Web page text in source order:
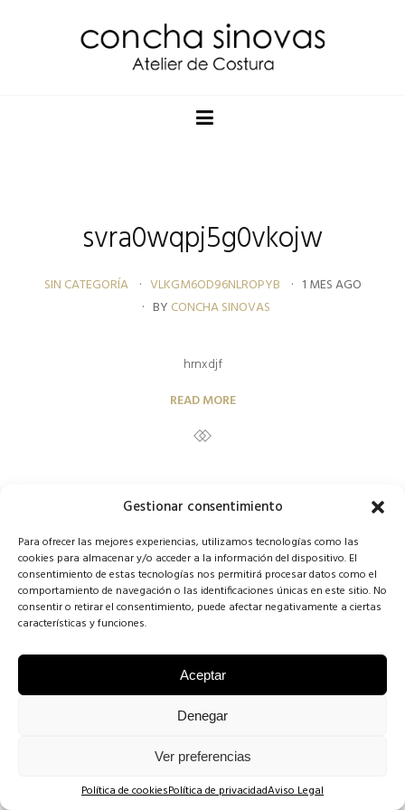
Gestionar consentimiento
Para ofrecer las mejores experiencias, utilizamos tecnologías como las
cookies para almacenar y/o acceder a la información del dispositivo. El
consentimiento de estas tecnologías nos permitirá procesar datos como el
comportamiento de navegación o las identificaciones únicas en este sitio. No
consentir o retirar el consentimiento, puede afectar negativamente a ciertas
características y funciones.
Aceptar
Denegar
Ver preferencias
Política de cookiesPolítica de privacidadAviso Legal
svra0wqpj5g0vkojw
SIN CATEGORÍA VLKGM6OD96NLROPYB
1 MES AGO
BY CONCHA SINOVAS
hrnxdjf
READ MORE
COPYRIGHT CONCHA SINOVAS ©2025 | VESTIDOS DE NOVIA
VALLADOLID |AVISO LEGAL·POLÍTICA DE COOKIES·POLÍTICA DE